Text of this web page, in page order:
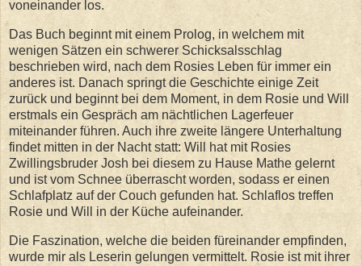
voneinander los.
Das Buch beginnt mit einem Prolog, in welchem mit
wenigen Sätzen ein schwerer Schicksalsschlag
beschrieben wird, nach dem Rosies Leben für immer ein
anderes ist. Danach springt die Geschichte einige Zeit
zurück und beginnt bei dem Moment, in dem Rosie und Will
erstmals ein Gespräch am nächtlichen Lagerfeuer
miteinander führen. Auch ihre zweite längere Unterhaltung
findet mitten in der Nacht statt: Will hat mit Rosies
Zwillingsbruder Josh bei diesem zu Hause Mathe gelernt
und ist vom Schnee überrascht worden, sodass er einen
Schlafplatz auf der Couch gefunden hat. Schlaflos treffen
Rosie und Will in der Küche aufeinander.
Die Faszination, welche die beiden füreinander empfinden,
wurde mir als Leserin gelungen vermittelt. Rosie ist mit ihrer